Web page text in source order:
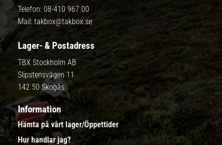
Telefon: 08-410 967 00
Mail: takbox@takbox.se
Lager- & Postadress
TBX Stockholm AB
Slipstensvägen 11
142 50 Skogås
Information
Hämta på vårt lager/Öppettider
Hur handlar jag?